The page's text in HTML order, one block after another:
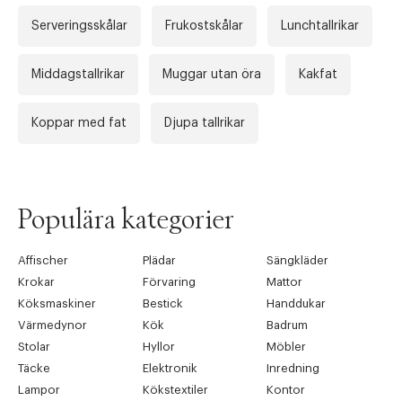
Serveringsskålar Frukostskålar Lunchtallrikar
Middagstallrikar Muggar utan öra Kakfat
Koppar med fat Djupa tallrikar
Populära kategorier
Affischer Plädar
Sängkläder
Krokar
Förvaring
Mattor
Köksmaskiner
Bestick
Handdukar
Värmedynor
Kök
Badrum
Stolar
Hyllor
Möbler
Täcke
Elektronik
Inredning
Lampor
Kökstextiler
Kontor